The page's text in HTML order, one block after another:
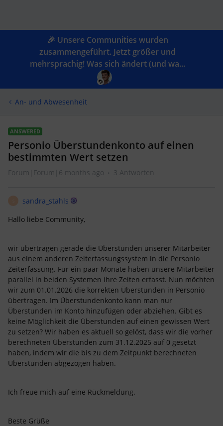
🎉 Unsere Communities wurden
zusammengeführt. Jetzt größer und
mehrsprachig! Was sich ändert (und wa...
An- und Abwesenheit
ANSWERED
Personio Überstundenkonto auf einen
bestimmten Wert setzen
Forum|Forum|6 months ago 3 Antworten
sandra_stahls
Hallo liebe Community,
wir übertragen gerade die Überstunden unserer Mitarbeiter
aus einem anderen Zeiterfassungssystem in die Personio
Zeiterfassung. Für ein paar Monate haben unsere Mitarbeiter
parallel in beiden Systemen ihre Zeiten erfasst. Nun möchten
wir zum 01.01.2026 die korrekten Überstunden in Personio
übertragen. Im Überstundenkonto kann man nur
Überstunden im Konto hinzufügen oder abziehen. Gibt es
keine Möglichkeit die Überstunden auf einen gewissen Wert
zu setzen? Wir haben es aktuell so gelöst, dass wir die vorher
berechneten Überstunden zum 31.12.2025 auf 0 gesetzt
haben, indem wir die bis zu dem Zeitpunkt berechneten
Überstunden abgezogen haben.
Ich freue mich auf eine Rückmeldung.
Beste Grüße